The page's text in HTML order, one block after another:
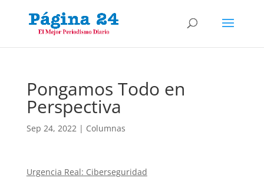
Pongamos Todo en
Perspectiva
Sep 24, 2022| Columnas
Urgencia Real: Ciberseguridad